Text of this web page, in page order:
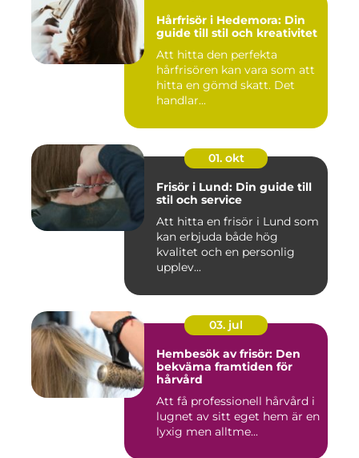
Hårfrisör i Hedemora: Din
guide till stil och kreativitet
Att hitta den perfekta
hårfrisören kan vara som att
hitta en gömd skatt. Det
handlar...
01. okt
Frisör i Lund: Din guide till
stil och service
Att hitta en frisör i Lund som
kan erbjuda både hög
kvalitet och en personlig
upplev...
03. jul
Hembesök av frisör: Den
bekväma framtiden för
hårvård
Att få professionell hårvård i
lugnet av sitt eget hem är en
lyxig men alltme...